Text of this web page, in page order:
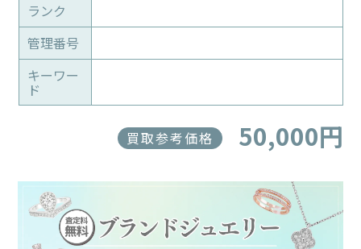
ランク
管理番号
キーワー
ド
買取参考価格 50,000円